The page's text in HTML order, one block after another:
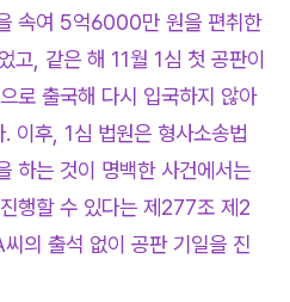
속여 5억6000만 원을 편취한
고, 같은 해 11월 1심 첫 공판이
로 출국해 다시 입국하지 않아
이후, 1심 법원은 형사소송법
하는 것이 명백한 사건에서는
행할 수 있다는 제277조 제2
의 출석 없이 공판 기일을 진